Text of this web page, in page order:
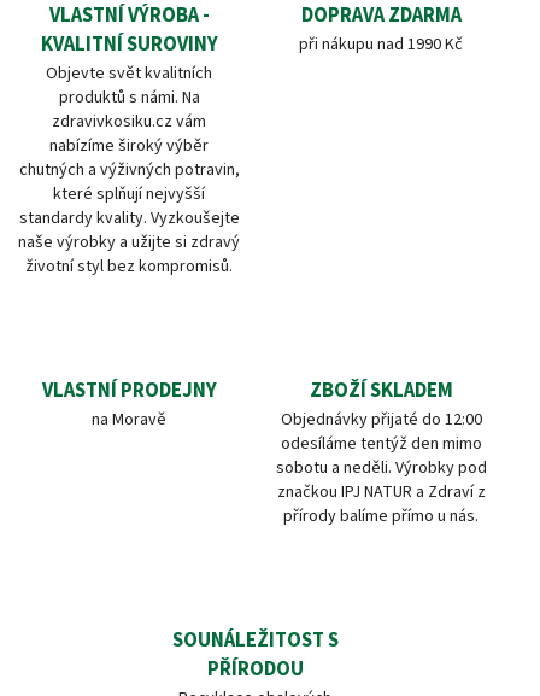
VLASTNÍ VÝROBA -
KVALITNÍ SUROVINY
Objevte svět kvalitních
produktů s námi. Na
zdravivkosiku.cz vám
nabízíme široký výběr
chutných a výživných potravin,
které splňují nejvyšší
standardy kvality. Vyzkoušejte
naše výrobky a užijte si zdravý
životní styl bez kompromisů.
DOPRAVA ZDARMA
při nákupu nad 1990 Kč
VLASTNÍ PRODEJNY
na Moravě
ZBOŽÍ SKLADEM
Objednávky přijaté do 12:00
odesíláme tentýž den mimo
sobotu a neděli. Výrobky pod
značkou IPJ NATUR a Zdraví z
přírody balíme přímo u nás.
SOUNÁLEŽITOST S
PŘÍRODOU